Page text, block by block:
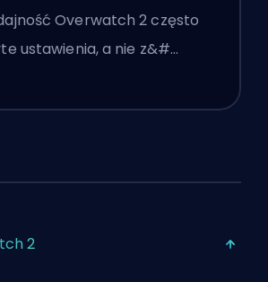
ustawieniom
Overwatch 2 często
ustawienia, a nie z&#…
2